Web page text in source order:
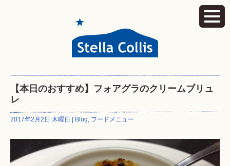
【本日のおすすめ】フォアグラのクリームブリュ
レ
2017年2月2日 木曜日 | Blog, フードメニュー